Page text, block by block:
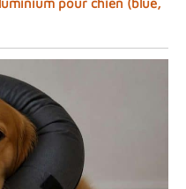
pour chien (blue,